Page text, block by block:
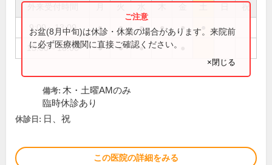
祝
9:00～13:00 ● ● ● ● ●
15:00～18:00 ● ● ●
お盆(8月中旬)は休診・休業の場合があります。来院前
に必ず医療機関に直接ご確認ください。
×閉じる
備考: 木・土曜AMのみ
臨時休診あり
休診日: 日、祝
この医院の詳細をみる